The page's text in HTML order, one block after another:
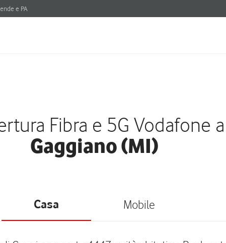
e PA
Fibra e 5G Vodafone a
Gaggiano (MI)
Casa Mobile